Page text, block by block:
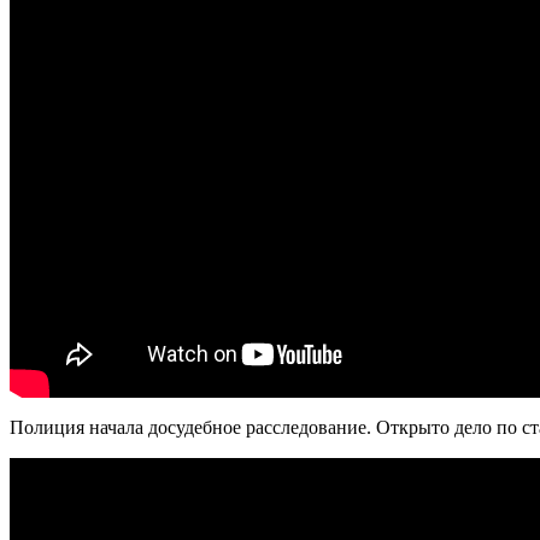
Полиция начала досудебное расследование. Открыто дело по